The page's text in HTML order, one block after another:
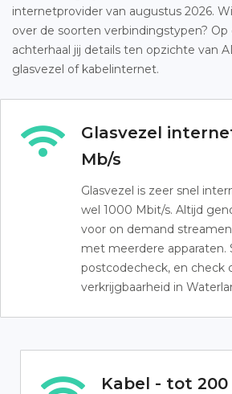
internetprovider van augustus 2026.
over de soorten verbindingstypen? Op
achterhaal jij details ten opzichte van
glasvezel of kabelinternet.
Glasvezel
Mb/s
Glasvezel is zeer snel
wel 1000 Mbit/s. Altijd
voor on demand
met meerdere apparaten.
postcodecheck, en check
verkrijgbaarheid in
Kabel - tot 200